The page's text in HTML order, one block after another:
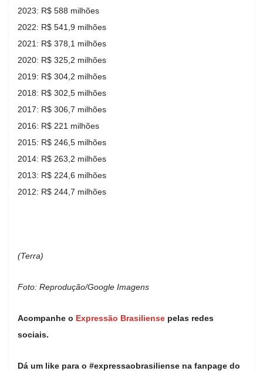
2023: R$ 588 milhões
2022: R$ 541,9 milhões
2021: R$ 378,1 milhões
2020: R$ 325,2 milhões
2019: R$ 304,2 milhões
2018: R$ 302,5 milhões
2017: R$ 306,7 milhões
2016: R$ 221 milhões
2015: R$ 246,5 milhões
2014: R$ 263,2 milhões
2013: R$ 224,6 milhões
2012: R$ 244,7 milhões
(Terra)
Foto: Reprodução/Google Imagens
Acompanhe o Expressão Brasiliense pelas redes
sociais.
Dá um like para o #expressaobrasiliense na fanpage do